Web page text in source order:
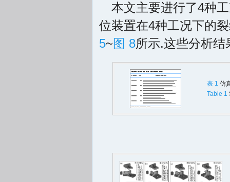
本文主要进行了4种
位装置在4种工况下的
5~图 8所示.这些分析
表 1 仿
Table 1